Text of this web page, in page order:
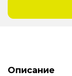
Описание